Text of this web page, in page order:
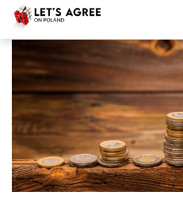
Strona główna